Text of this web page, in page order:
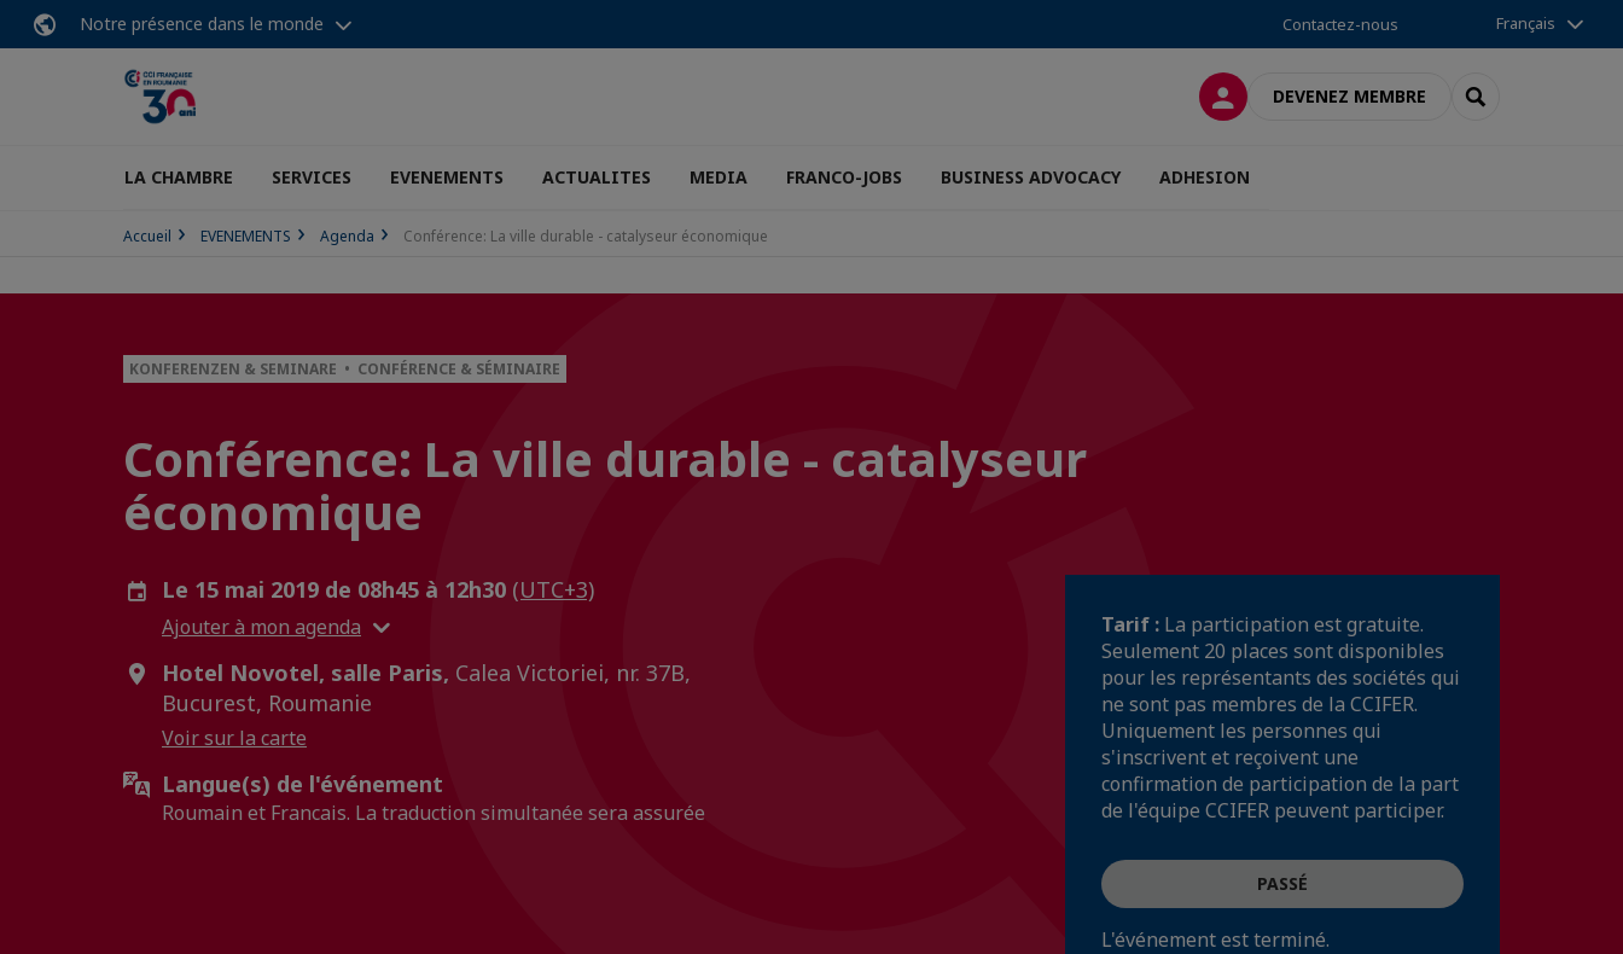
Notre présence dans le monde Contactez-nous Français
CONNEXIONDEVENEZ MEMBRE RECHERCHER
LA CHAMBRE SERVICES EVENEMENTS ACTUALITES MEDIA FRANCO-JOBS BUSINESS ADVOCACY ADHESION
Accueil EVENEMENTS Agenda Conférence: La ville durable - catalyseur économique
KONFERENZEN & SEMINARE • CONFÉRENCE & SÉMINAIRE
Conférence: La ville durable - catalyseur
économique
Le 15 mai 2019 de 08h45 à 12h30 (UTC+3)
Ajouter à mon agenda
Hotel Novotel, salle Paris, Calea Victoriei, nr. 37B,
Bucurest, Roumanie
Voir sur la carte
Langue(s) de l'événement
Roumain et Francais. La traduction simultanée sera assurée
Tarif : La participation est gratuite.
Seulement 20 places sont disponibles
pour les représentants des sociétés qui
ne sont pas membres de la CCIFER.
Uniquement les personnes qui
s'inscrivent et reçoivent une
confirmation de participation de la part
de l'équipe CCIFER peuvent participer.
PASSÉ
L'événement est terminé.